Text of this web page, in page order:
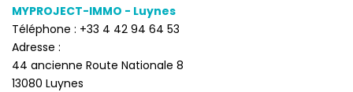
ESTIMER
GESTION LOCATIVE
MYPROJECT-IMMO - Luynes
Téléphone : +33 4 42 94 64 53
Adresse :
44 ancienne Route Nationale 8
13080 Luynes